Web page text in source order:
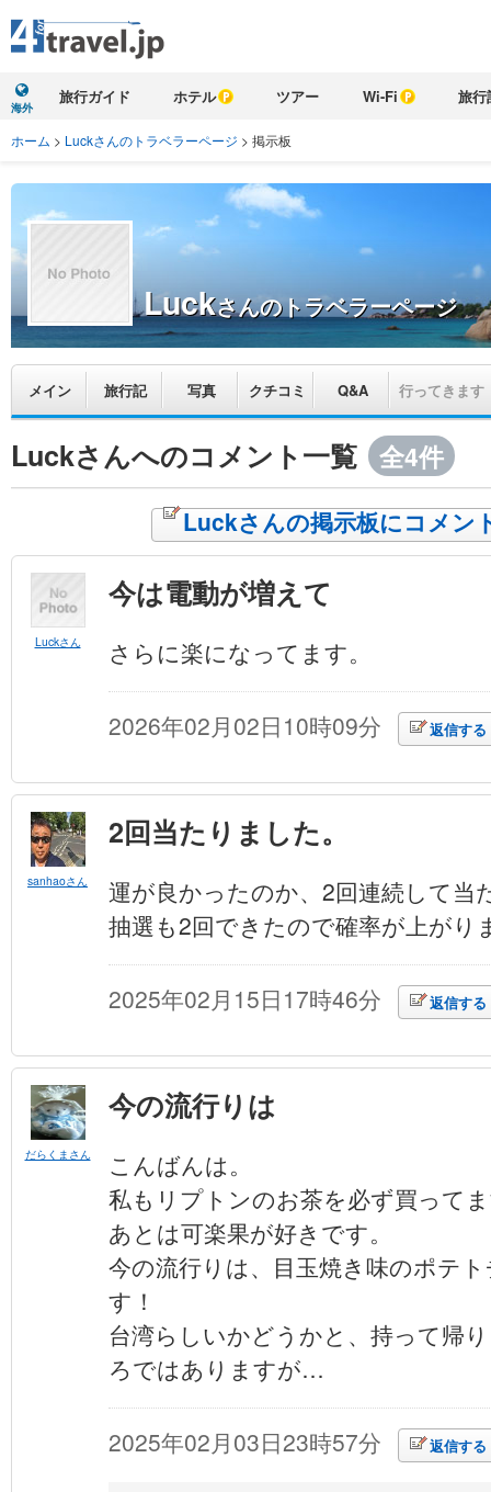
海外
旅行ガイド ホテル ツアー Wi-Fi 旅行
ホーム > Luckさんのトラベラーページ > 掲示板
Luckさんのトラベラーページ
メイン 旅行記 写真 クチコミ Q&A 行ってきます
Luckさんへのコメント一覧 全4件
Luckさんの掲示板にコメン
Luckさん
今は電動が増えて
さらに楽になってます。
2026年02月02日10時09分 返信する
sanhaoさん
2回当たりました。
運が良かったのか、2回連続して当
抽選も2回できたので確率が上がり
2025年02月15日17時46分 返信する
だらくまさん
今の流行りは
こんばんは。
私もリプトンのお茶を必ず買って
あとは可楽果が好きです。
今の流行りは、目玉焼き味のポテ
す！
台湾らしいかどうかと、持って帰
ろではありますが…
2025年02月03日23時57分 返信する